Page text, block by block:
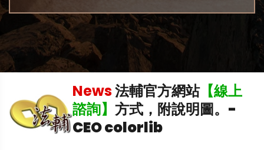
News法輔官方網站【線上
諮詢】 方式，附說明圖。 -
CEO colorlib